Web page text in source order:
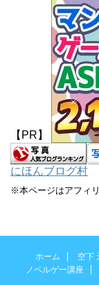
【PR】
にほんブログ村
※本ページはアフィ
ホーム 空下
ノベルゲー講座